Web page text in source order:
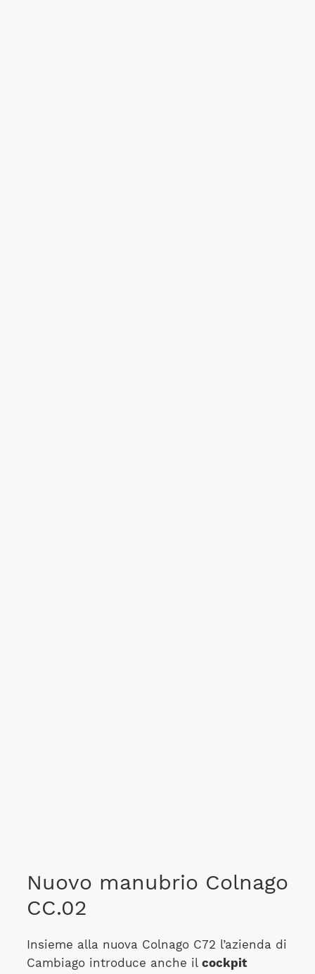
Nuovo manubrio Colnago
CC.02
Insieme alla nuova Colnago C72 l’azienda di
Cambiago introduce anche ilcockpit